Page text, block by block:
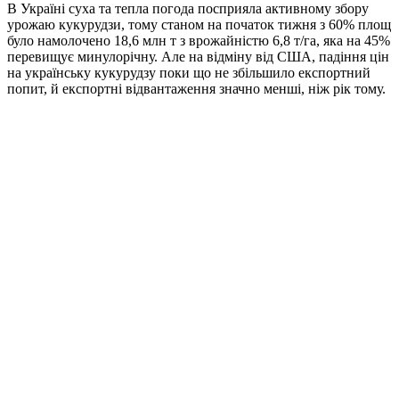
В Україні суха та тепла погода посприяла активному збору
урожаю кукурудзи, тому станом на початок тижня з 60% площ
було намолочено 18,6 млн т з врожайністю 6,8 т/га, яка на 45%
перевищує минулорічну. Але на відміну від США, падіння цін
на українську кукурудзу поки що не збільшило експортний
попит, й експортні відвантаження значно менші, ніж рік тому.